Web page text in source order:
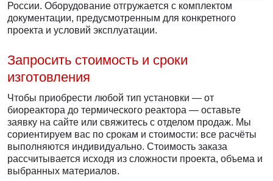
России. Оборудование отгружается с комплектом
документации, предусмотренным для конкретного
проекта и условий эксплуатации.
Запросить стоимость и сроки
изготовления
Чтобы приобрести любой тип установки — от
биореактора до термического реактора — оставьте
заявку на сайте или свяжитесь с отделом продаж. Мы
сориентируем вас по срокам и стоимости: все расчёты
выполняются индивидуально. Стоимость заказа
рассчитывается исходя из сложности проекта, объема и
выбранных материалов.